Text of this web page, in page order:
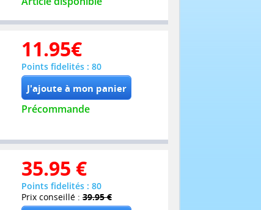
11.95€
Points fidelités : 80
Précommande
35.95 €
Points fidelités : 80
Prix conseillé : 39.95 €